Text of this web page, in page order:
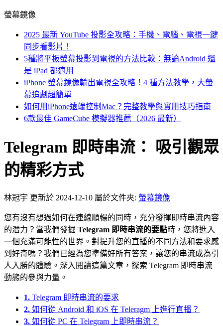
螢幕鏡像
2025 最新 YouTube 投影全攻略：手機、電腦、電視一鍵
同步看影片！
5種將平板螢幕投影到電視的方法比較：無論Android 還
是 iPad 都適用
iPhone 螢幕鏡像輸出電視全攻略！4 種方法教學，大螢
幕追劇超簡單
如何用iPhone遠端控制Mac？完整教學與實用技巧指南
6款最佳 GameCube 模擬器推薦（2026 最新）
Telegram 即時串流： 吸引觀眾
的精彩方式
林冠宇 更新於 2024-12-10 屬於文件夾: 螢幕鏡像
您有沒有想過如何在連線順暢的同時，充分發揮即時串流內容
的潛力？當我們發掘 Telegram 即時串流的要點時，您將進入
一個充滿可能性的世界。對提升您的直播的不同方法和要求感
到好奇嗎？我們已經為您準備好所有答案，讓您的串流成為引
人入勝的體驗。深入閱讀這篇文章，探索 Telegram 即時串流
動態的參與力量。
1. Telegram 即時串流的要求
2. 如何從 Android 和 iOS 在 Teleragm 上進行直播？
3. 如何從 PC 在 Telegram 上即時串流？